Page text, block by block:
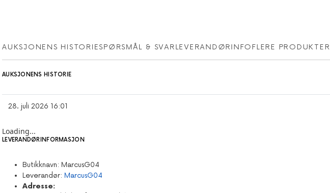
AUKSJONENS HISTORIESPØRSMÅL & SVARLEVERANDØRINFO FLERE PRODUKTER
AUKSJONENS HISTORIE
28. juli 2026 16:01
Loading...
LEVERANDØRINFORMASJON
Butikknavn: MarcusG04
Leverandør: MarcusG04
Adresse: